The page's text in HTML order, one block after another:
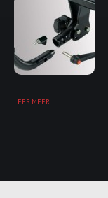
LEES MEER